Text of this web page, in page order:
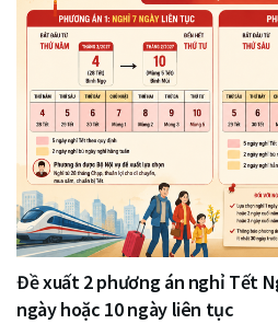
Đề xuất 2 phương án nghỉ Tết
ngày hoặc 10 ngày liên tục